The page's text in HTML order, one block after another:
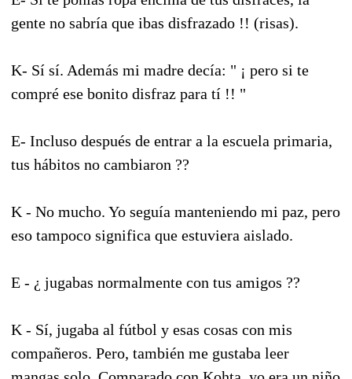
gente no sabría que ibas disfrazado !! (risas).
K- Sí sí. Además mi madre decía: " ¡ pero si te
compré ese bonito disfraz para tí !! "
E- Incluso después de entrar a la escuela primaria,
tus hábitos no cambiaron ??
K - No mucho. Yo seguía manteniendo mi paz, pero
eso tampoco significa que estuviera aislado.
E - ¿ jugabas normalmente con tus amigos ??
K - Sí, jugaba al fútbol y esas cosas con mis
compañeros. Pero, también me gustaba leer